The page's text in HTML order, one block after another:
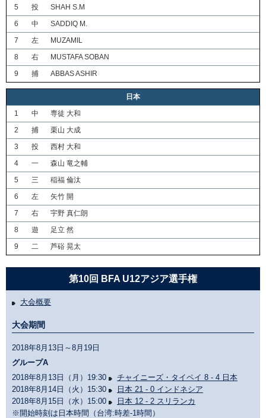
5 投
SHAH S.M
6
中
SADDIQ M.
7
左
MUZAMIL
8
右
MUSTAFA SOBAN
9
捕 ABBAS ASHIR
日本
1
中
専徒 大和
2
捕
栗山 大成
3
投
西村 大和
4
一
森山 竜之輔
5
三
稲福 倫汰
6
左
矢竹 開
7
右
宇野 真仁朗
8
遊
足立 然
9
二 芦硲 晃太
第10回 BFA U12アジア選手権
大会概要
大会期間
2018年8月13日～8月19日
グループA
2018年8月13日（月）19:30
チャイニーズ・タイペイ 8 - 4 日本
2018年8月14日（火）15:30
日本 21 - 0 インドネシア
2018年8月15日（水）15:00
日本 12 - 2 スリランカ
※開始時刻は日本時間（台湾:時差-1時間）